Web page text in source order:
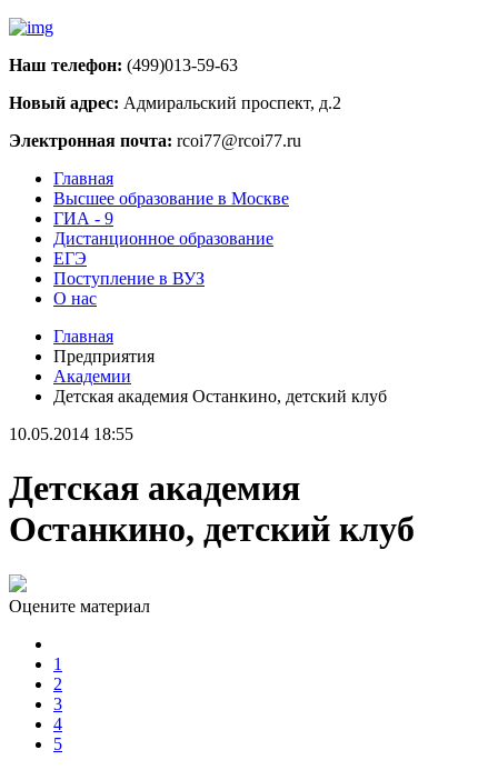
Наш телефон: (499)013-59-63
Новый адрес: Адмиральский проспект, д.2
Электронная почта: rcoi77@rcoi77.ru
Главная
Высшее образование в Москве
ГИА - 9
Дистанционное образование
ЕГЭ
Поступление в ВУЗ
О нас
Главная
Предприятия
Академии
Детская академия Останкино, детский клуб
10.05.2014 18:55
Детская академия
Останкино, детский клуб
Оцените материал
1
2
3
4
5